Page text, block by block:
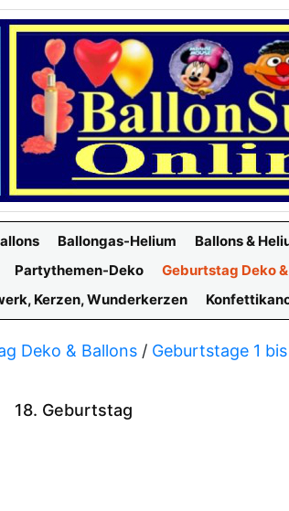
Ballongas-Helium Ballons &
Partythemen-Deko Geburtstag Deko
Kerzen, Wunderkerzen
Deko & Ballons / Geburtstage 1
18. Geburtstag